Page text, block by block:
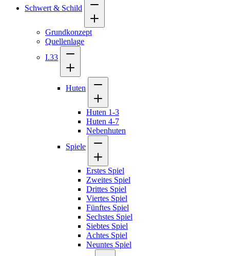
Schwert & Schild
Grundkonzept
Quellenlage
I.33
Huten
Huten 1-3
Huten 4-7
Nebenhuten
Spiele
Erstes Spiel
Zweites Spiel
Drittes Spiel
Viertes Spiel
Fünftes Spiel
Sechstes Spiel
Siebtes Spiel
Achtes Spiel
Neuntes Spiel